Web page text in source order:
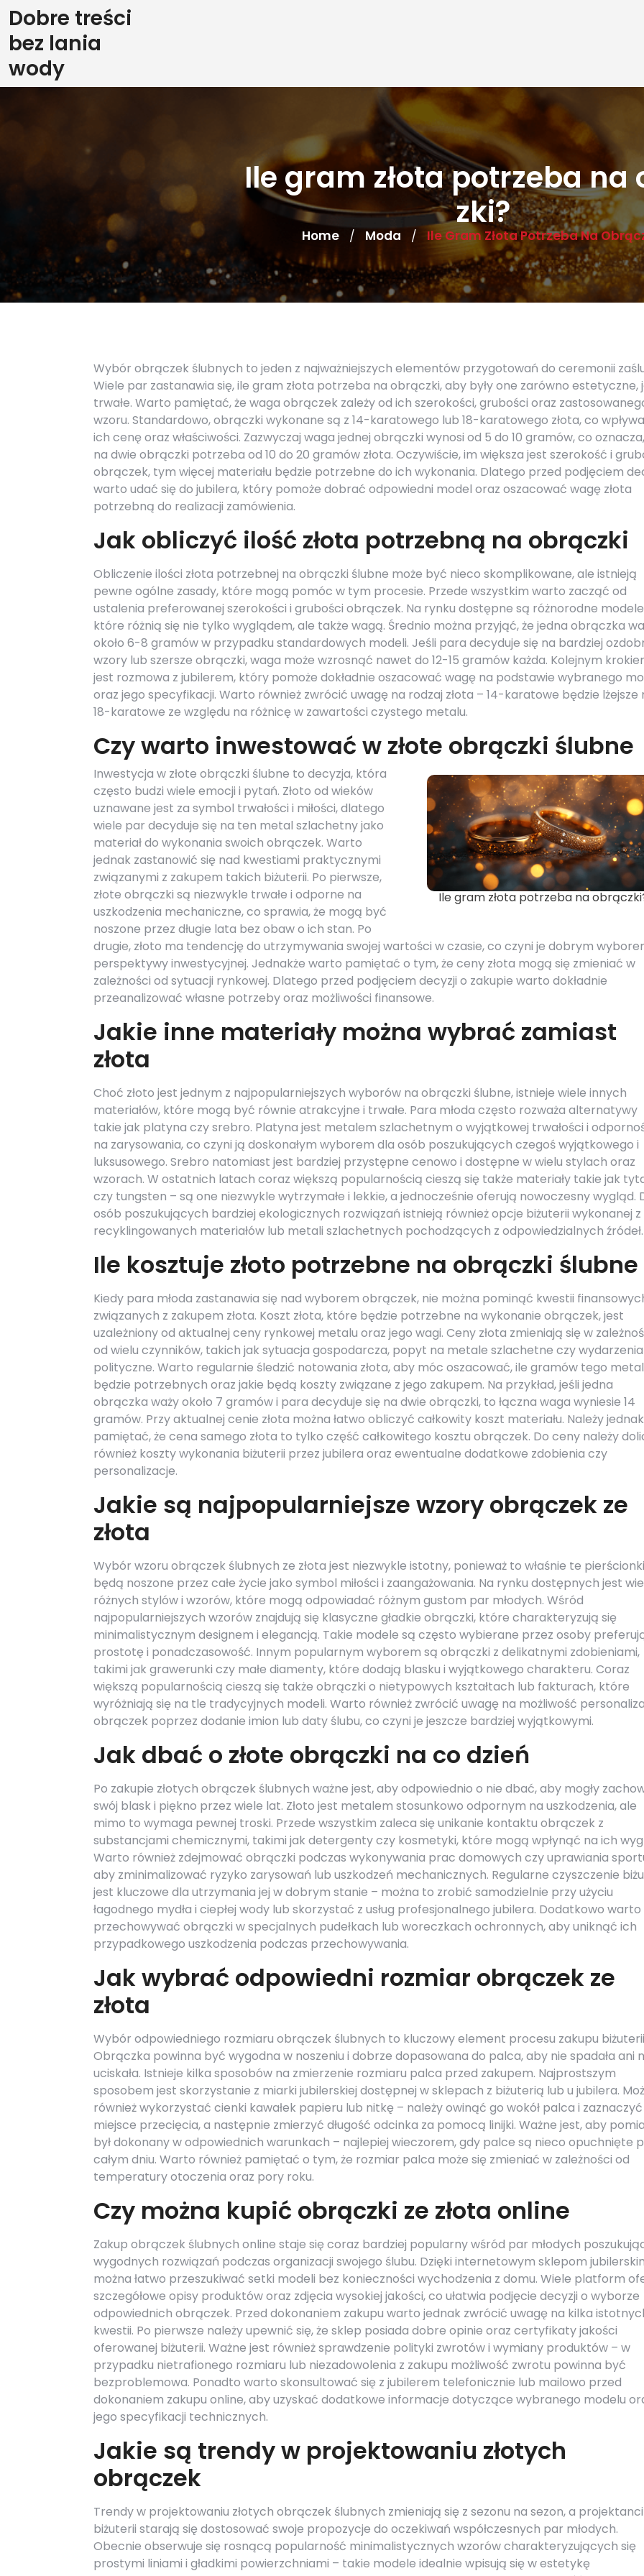
Skip
to
content
Dobre treści
bez lania
wody
Ile gram złota potrzeba na
zki?
Home / Moda / Ile Gram Złota Potrzeba Na
Wybór obrączek ślubnych to jeden z najważniejszych elementów przygotowań do ceremonii
Wiele par zastanawia się, ile gram złota potrzeba na obrączki, aby były one zarówno estetyczne,
trwałe. Warto pamiętać, że waga obrączek zależy od ich szerokości, grubości oraz
wzoru. Standardowo, obrączki wykonane są z 14-karatowego lub 18-karatowego złota, co
ich cenę oraz właściwości. Zazwyczaj waga jednej obrączki wynosi od 5 do 10 gramów, co
na dwie obrączki potrzeba od 10 do 20 gramów złota. Oczywiście, im większa jest szerokość i
obrączek, tym więcej materiału będzie potrzebne do ich wykonania. Dlatego przed podjęciem
warto udać się do jubilera, który pomoże dobrać odpowiedni model oraz oszacować wagę złota
potrzebną do realizacji zamówienia.
Jak obliczyć ilość złota potrzebną na obrączki
Obliczenie ilości złota potrzebnej na obrączki ślubne może być nieco skomplikowane, ale istnieją
pewne ogólne zasady, które mogą pomóc w tym procesie. Przede wszystkim warto zacząć od
ustalenia preferowanej szerokości i grubości obrączek. Na rynku dostępne są różnorodne
które różnią się nie tylko wyglądem, ale także wagą. Średnio można przyjąć, że jedna obrączka
około 6-8 gramów w przypadku standardowych modeli. Jeśli para decyduje się na bardziej
wzory lub szersze obrączki, waga może wzrosnąć nawet do 12-15 gramów każda. Kolejnym
jest rozmowa z jubilerem, który pomoże dokładnie oszacować wagę na podstawie wybranego
oraz jego specyfikacji. Warto również zwrócić uwagę na rodzaj złota – 14-karatowe będzie lżejsze
18-karatowe ze względu na różnicę w zawartości czystego metalu.
Czy warto inwestować w złote obrączki ślubne
Ile gram złota potrzeba na
Inwestycja w złote obrączki ślubne to decyzja, która
często budzi wiele emocji i pytań. Złoto od wieków
uznawane jest za symbol trwałości i miłości, dlatego
wiele par decyduje się na ten metal szlachetny jako
materiał do wykonania swoich obrączek. Warto
jednak zastanowić się nad kwestiami praktycznymi
związanymi z zakupem takich biżuterii. Po pierwsze,
złote obrączki są niezwykle trwałe i odporne na
uszkodzenia mechaniczne, co sprawia, że mogą być
noszone przez długie lata bez obaw o ich stan. Po
drugie, złoto ma tendencję do utrzymywania swojej wartości w czasie, co czyni je dobrym
perspektywy inwestycyjnej. Jednakże warto pamiętać o tym, że ceny złota mogą się zmieniać w
zależności od sytuacji rynkowej. Dlatego przed podjęciem decyzji o zakupie warto dokładnie
przeanalizować własne potrzeby oraz możliwości finansowe.
Jakie inne materiały można wybrać zamiast
złota
Choć złoto jest jednym z najpopularniejszych wyborów na obrączki ślubne, istnieje wiele innych
materiałów, które mogą być równie atrakcyjne i trwałe. Para młoda często rozważa alternatywy
takie jak platyna czy srebro. Platyna jest metalem szlachetnym o wyjątkowej trwałości i
na zarysowania, co czyni ją doskonałym wyborem dla osób poszukujących czegoś wyjątkowego i
luksusowego. Srebro natomiast jest bardziej przystępne cenowo i dostępne w wielu stylach oraz
wzorach. W ostatnich latach coraz większą popularnością cieszą się także materiały takie jak
czy tungsten – są one niezwykle wytrzymałe i lekkie, a jednocześnie oferują nowoczesny wygląd.
osób poszukujących bardziej ekologicznych rozwiązań istnieją również opcje biżuterii wykonanej z
recyklingowanych materiałów lub metali szlachetnych pochodzących z odpowiedzialnych źródeł.
Ile kosztuje złoto potrzebne na obrączki ślubne
Kiedy para młoda zastanawia się nad wyborem obrączek, nie można pominąć kwestii
związanych z zakupem złota. Koszt złota, które będzie potrzebne na wykonanie obrączek, jest
uzależniony od aktualnej ceny rynkowej metalu oraz jego wagi. Ceny złota zmieniają się w
od wielu czynników, takich jak sytuacja gospodarcza, popyt na metale szlachetne czy wydarzenia
polityczne. Warto regularnie śledzić notowania złota, aby móc oszacować, ile gramów tego
będzie potrzebnych oraz jakie będą koszty związane z jego zakupem. Na przykład, jeśli jedna
obrączka waży około 7 gramów i para decyduje się na dwie obrączki, to łączna waga wyniesie 14
gramów. Przy aktualnej cenie złota można łatwo obliczyć całkowity koszt materiału. Należy jednak
pamiętać, że cena samego złota to tylko część całkowitego kosztu obrączek. Do ceny należy
również koszty wykonania biżuterii przez jubilera oraz ewentualne dodatkowe zdobienia czy
personalizacje.
Jakie są najpopularniejsze wzory obrączek ze
złota
Wybór wzoru obrączek ślubnych ze złota jest niezwykle istotny, ponieważ to właśnie te pierścionki
będą noszone przez całe życie jako symbol miłości i zaangażowania. Na rynku dostępnych jest
różnych stylów i wzorów, które mogą odpowiadać różnym gustom par młodych. Wśród
najpopularniejszych wzorów znajdują się klasyczne gładkie obrączki, które charakteryzują się
minimalistycznym designem i elegancją. Takie modele są często wybierane przez osoby
prostotę i ponadczasowość. Innym popularnym wyborem są obrączki z delikatnymi zdobieniami,
takimi jak grawerunki czy małe diamenty, które dodają blasku i wyjątkowego charakteru. Coraz
większą popularnością cieszą się także obrączki o nietypowych kształtach lub fakturach, które
wyróżniają się na tle tradycyjnych modeli. Warto również zwrócić uwagę na możliwość
obrączek poprzez dodanie imion lub daty ślubu, co czyni je jeszcze bardziej wyjątkowymi.
Jak dbać o złote obrączki na co dzień
Po zakupie złotych obrączek ślubnych ważne jest, aby odpowiednio o nie dbać, aby mogły
swój blask i piękno przez wiele lat. Złoto jest metalem stosunkowo odpornym na uszkodzenia, ale
mimo to wymaga pewnej troski. Przede wszystkim zaleca się unikanie kontaktu obrączek z
substancjami chemicznymi, takimi jak detergenty czy kosmetyki, które mogą wpłynąć na ich
Warto również zdejmować obrączki podczas wykonywania prac domowych czy uprawiania
aby zminimalizować ryzyko zarysowań lub uszkodzeń mechanicznych. Regularne czyszczenie
jest kluczowe dla utrzymania jej w dobrym stanie – można to zrobić samodzielnie przy użyciu
łagodnego mydła i ciepłej wody lub skorzystać z usług profesjonalnego jubilera. Dodatkowo warto
przechowywać obrączki w specjalnych pudełkach lub woreczkach ochronnych, aby uniknąć ich
przypadkowego uszkodzenia podczas przechowywania.
Jak wybrać odpowiedni rozmiar obrączek ze
złota
Wybór odpowiedniego rozmiaru obrączek ślubnych to kluczowy element procesu zakupu
Obrączka powinna być wygodna w noszeniu i dobrze dopasowana do palca, aby nie spadała ani
uciskała. Istnieje kilka sposobów na zmierzenie rozmiaru palca przed zakupem. Najprostszym
sposobem jest skorzystanie z miarki jubilerskiej dostępnej w sklepach z biżuterią lub u jubilera.
również wykorzystać cienki kawałek papieru lub nitkę – należy owinąć go wokół palca i zaznaczyć
miejsce przecięcia, a następnie zmierzyć długość odcinka za pomocą linijki. Ważne jest, aby
był dokonany w odpowiednich warunkach – najlepiej wieczorem, gdy palce są nieco opuchnięte
całym dniu. Warto również pamiętać o tym, że rozmiar palca może się zmieniać w zależności od
temperatury otoczenia oraz pory roku.
Czy można kupić obrączki ze złota online
Zakup obrączek ślubnych online staje się coraz bardziej popularny wśród par młodych
wygodnych rozwiązań podczas organizacji swojego ślubu. Dzięki internetowym sklepom
można łatwo przeszukiwać setki modeli bez konieczności wychodzenia z domu. Wiele platform
szczegółowe opisy produktów oraz zdjęcia wysokiej jakości, co ułatwia podjęcie decyzji o wyborze
odpowiednich obrączek. Przed dokonaniem zakupu warto jednak zwrócić uwagę na kilka
kwestii. Po pierwsze należy upewnić się, że sklep posiada dobre opinie oraz certyfikaty jakości
oferowanej biżuterii. Ważne jest również sprawdzenie polityki zwrotów i wymiany produktów – w
przypadku nietrafionego rozmiaru lub niezadowolenia z zakupu możliwość zwrotu powinna być
bezproblemowa. Ponadto warto skonsultować się z jubilerem telefonicznie lub mailowo przed
dokonaniem zakupu online, aby uzyskać dodatkowe informacje dotyczące wybranego modelu
jego specyfikacji technicznych.
Jakie są trendy w projektowaniu złotych
obrączek
Trendy w projektowaniu złotych obrączek ślubnych zmieniają się z sezonu na sezon, a projektanci
biżuterii starają się dostosować swoje propozycje do oczekiwań współczesnych par młodych.
Obecnie obserwuje się rosnącą popularność minimalistycznych wzorów charakteryzujących się
prostymi liniami i gładkimi powierzchniami – takie modele idealnie wpisują się w estetykę